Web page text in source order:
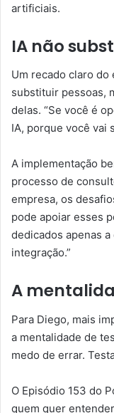
artificiais.
IA não
Um recado claro do
substituir pessoas,
delas. “Se você é
IA, porque você vai
A implementação
processo de
empresa, os
pode apoiar esses
dedicados apenas
integração.”
A
Para Diego, mais
a mentalidade de
medo de errar.
O Episódio 153 do
quem quer